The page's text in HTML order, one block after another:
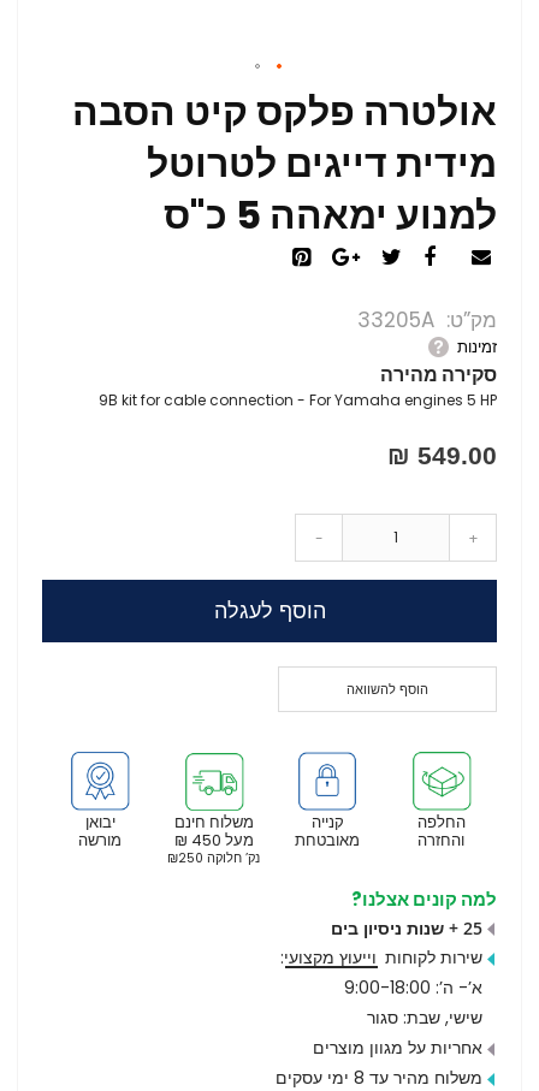
אולטרה פלקס קיט הסבה
מידית דייגים לטרוטל
למנוע ימאהה 5 כ"ס
מק”ט 33205A
זמינות
סקירה מהירה
9B kit for cable connection - For Yamaha engines 5 HP
549.00 ₪
- +
הוסף לעגלה
הוסף להשוואה
יבואן
מורשה
משלוח חינם
מעל 450 ₪
נק’ חלוקה ₪250
קנייה
מאובטחת
החלפה
והחזרה
למה קונים אצלנו?
25 + שנות ניסיון בים
שירות לקוחות וייעוץ מקצועי:
א’- ה’: 9:00-18:00
שישי, שבת: סגור
אחריות על מגוון מוצרים
משלוח מהיר עד 8 ימי עסקים